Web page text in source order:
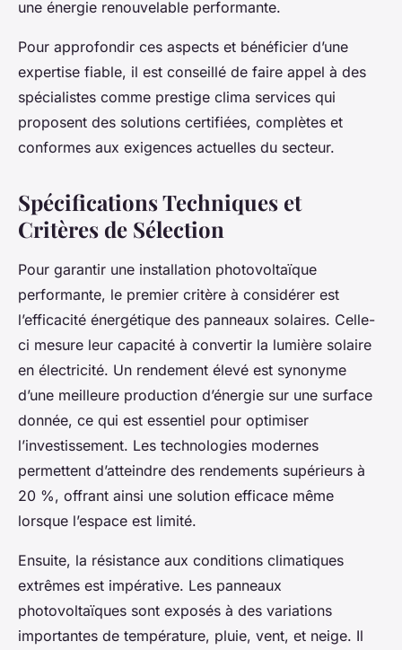
une énergie renouvelable performante.
Pour approfondir ces aspects et bénéficier d’une
expertise fiable, il est conseillé de faire appel à des
spécialistes comme prestige clima services qui
proposent des solutions certifiées, complètes et
conformes aux exigences actuelles du secteur.
Spécifications Techniques et
Critères de Sélection
Pour garantir une installation photovoltaïque
performante, le premier critère à considérer est
l’efficacité énergétique des panneaux solaires. Celle-
ci mesure leur capacité à convertir la lumière solaire
en électricité. Un rendement élevé est synonyme
d’une meilleure production d’énergie sur une surface
donnée, ce qui est essentiel pour optimiser
l’investissement. Les technologies modernes
permettent d’atteindre des rendements supérieurs à
20 %, offrant ainsi une solution efficace même
lorsque l’espace est limité.
Ensuite, la résistance aux conditions climatiques
extrêmes est impérative. Les panneaux
photovoltaïques sont exposés à des variations
importantes de température, pluie, vent, et neige. Il